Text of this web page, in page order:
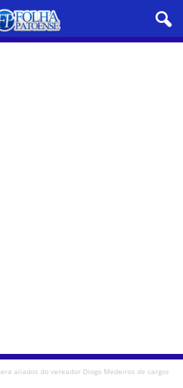
aliados do vereador Diogo Medeiros de cargos